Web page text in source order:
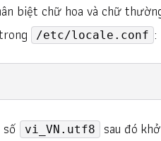
biệt chữ hoa và chữ
/etc/locale.conf :
vi_VN.utf8 sau đó